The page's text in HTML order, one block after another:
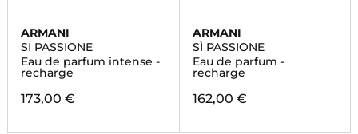
ARMANI
SI PASSIONE
Eau de parfum intense -
recharge
173,00 €
ARMANI
SÌ PASSIONE
Eau de parfum -
recharge
162,00 €